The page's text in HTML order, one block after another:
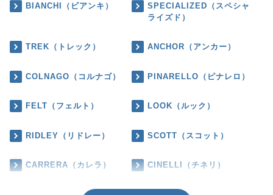
BIANCHI（ビアンキ）
SPECIALIZED（スペシャ
ライズド）
TREK（トレック） ANCHOR（アンカー）
COLNAGO（コルナゴ） PINARELLO（ピナレロ）
FELT（フェルト） LOOK（ルック）
RIDLEY（リドレー） SCOTT（スコット）
CARRERA（カレラ） CINELLI（チネリ）